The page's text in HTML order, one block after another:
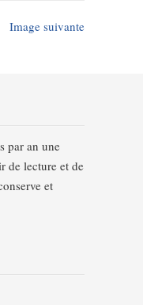
Image suivante
par an une
de lecture et de
et